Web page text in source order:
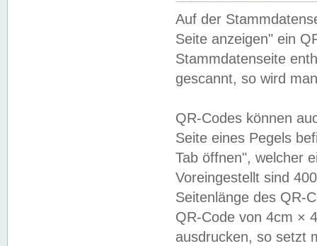
Auf der
Seite anzeigen" ein
Stammdatenseite
gescannt, so wird
QR-Codes können
Seite eines Pegels
Tab öffnen", welcher
Voreingestellt sind
Seitenlänge des QR-
QR-Code von 4cm ×
ausdrucken, so setzt